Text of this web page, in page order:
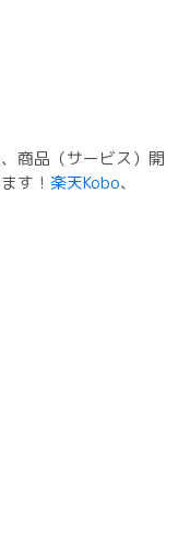
商品（サービス）開
す！ 楽天Kobo、